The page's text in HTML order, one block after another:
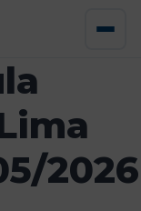
2026